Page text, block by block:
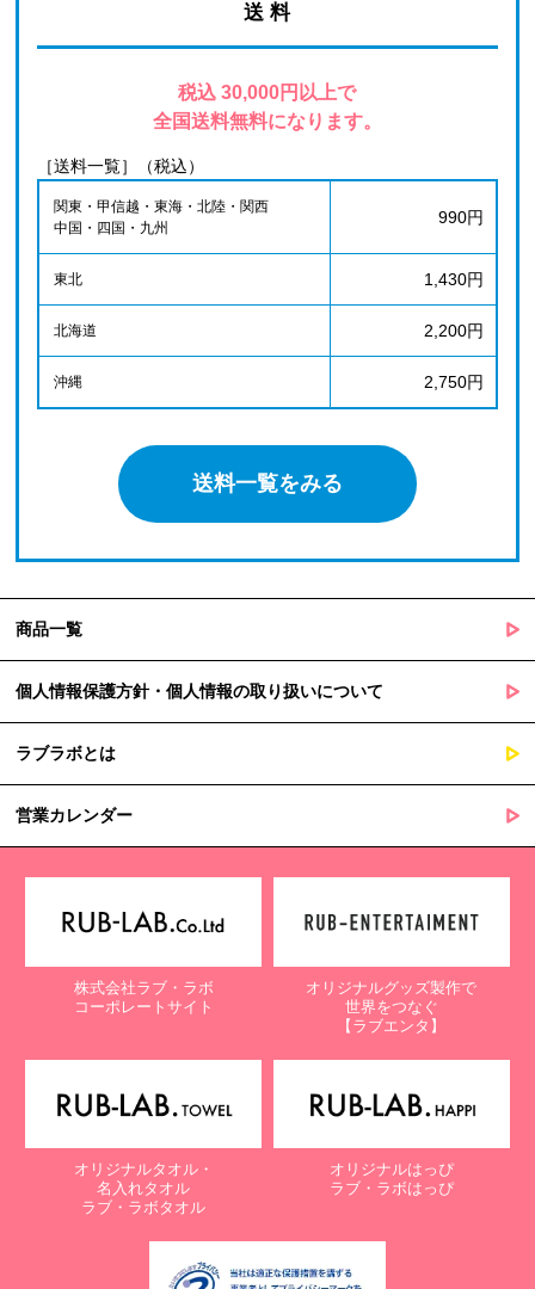
送 料
税込 30,000円以上で
全国送料無料になります。
［送料一覧］（税込）
関東・甲信越・東海・北陸・関西
中国・四国・九州
990円
東北 1,430円
北海道 2,200円
沖縄 2,750円
送料一覧をみる
商品一覧
個人情報保護方針・個人情報の取り扱いについて
ラブラボとは
営業カレンダー
株式会社ラブ・ラボ
コーポレートサイト
オリジナルグッズ製作で
世界をつなぐ
【ラブエンタ】
オリジナルタオル・
名入れタオル
ラブ・ラボタオル
オリジナルはっぴ
ラブ・ラボはっぴ